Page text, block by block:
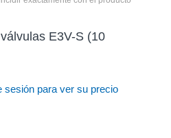
E3V-S (10
sesión para ver su precio